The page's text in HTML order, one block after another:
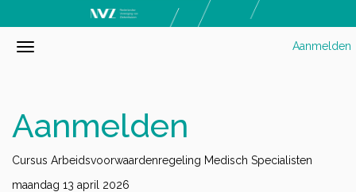
Aanmelden
Aanmelden
Cursus Arbeidsvoorwaardenregeling Medisch Specialisten
maandag 13 april 2026